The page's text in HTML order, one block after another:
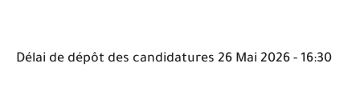
Délai de dépôt des candidatures 26 Mai 2026 - 16:30